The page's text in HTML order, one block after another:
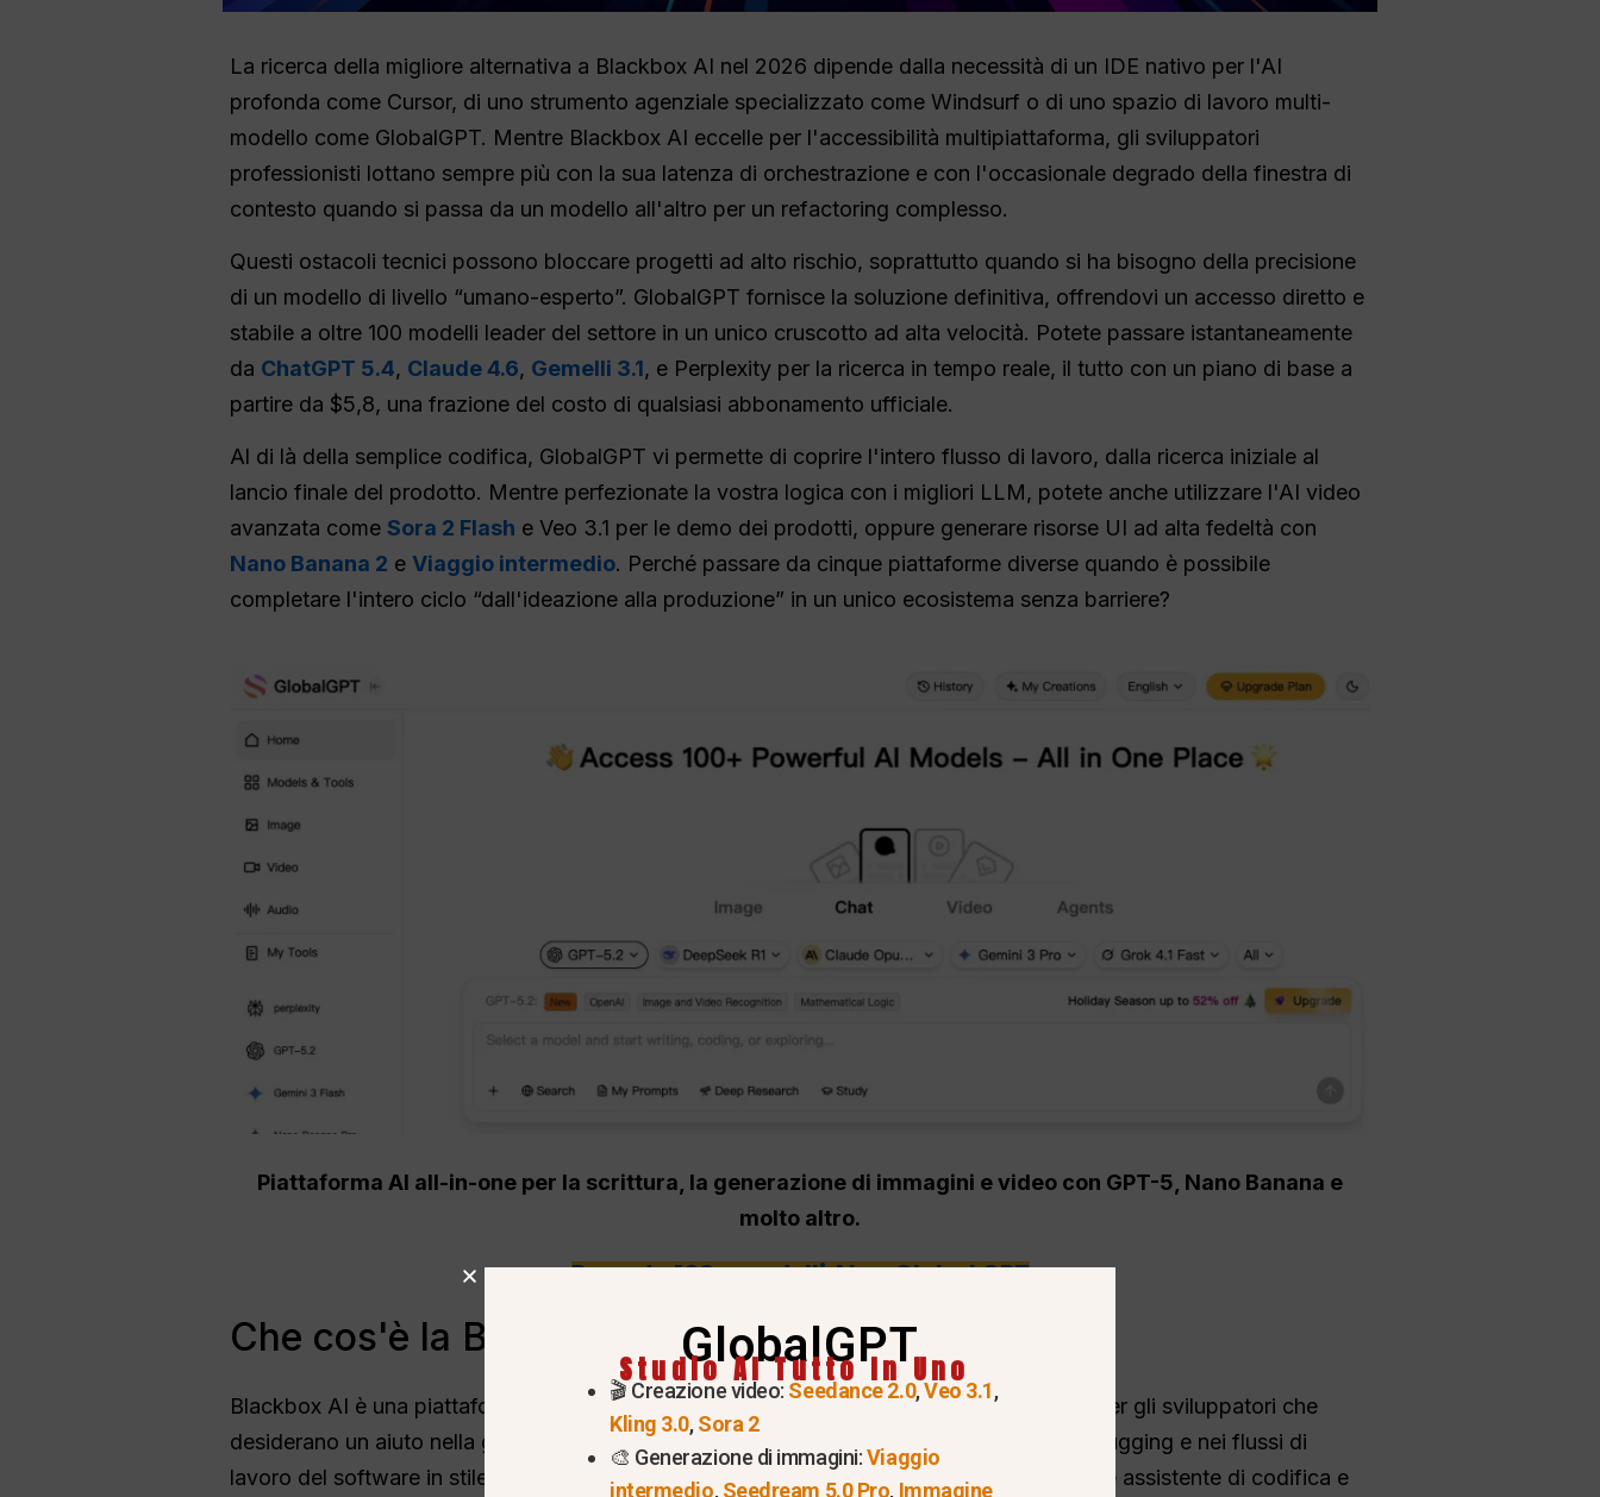
La ricerca della migliore alternativa a Blackbox AI nel 2026 dipende dalla necessità di un IDE nativo per l'AI
profonda come Cursor, di uno strumento agenziale specializzato come Windsurf o di uno spazio di lavoro multi-
modello come GlobalGPT. Mentre Blackbox AI eccelle per l'accessibilità multipiattaforma, gli sviluppatori
professionisti lottano sempre più con la sua latenza di orchestrazione e con l'occasionale degrado della finestra di
contesto quando si passa da un modello all'altro per un refactoring complesso.
Questi ostacoli tecnici possono bloccare progetti ad alto rischio, soprattutto quando si ha bisogno della precisione
di un modello di livello “umano-esperto”. GlobalGPT fornisce la soluzione definitiva, offrendovi un accesso diretto e
stabile a oltre 100 modelli leader del settore in un unico cruscotto ad alta velocità. Potete passare istantaneamente
da ChatGPT 5.4, Claude 4.6, Gemelli 3.1, e Perplexity per la ricerca in tempo reale, il tutto con un piano di base a
partire da $5,8, una frazione del costo di qualsiasi abbonamento ufficiale.
Al di là della semplice codifica, GlobalGPT vi permette di coprire l'intero flusso di lavoro, dalla ricerca iniziale al
lancio finale del prodotto. Mentre perfezionate la vostra logica con i migliori LLM, potete anche utilizzare l'AI video
avanzata come Sora 2 Flash e Veo 3.1 per le demo dei prodotti, oppure generare risorse UI ad alta fedeltà con
Nano Banana 2 e Viaggio intermedio. Perché passare da cinque piattaforme diverse quando è possibile
completare l'intero ciclo “dall'ideazione alla produzione” in un unico ecosistema senza barriere?
Piattaforma AI all-in-one per la scrittura, la generazione di immagini e video con GPT-5, Nano Banana e
molto altro.
Provate 100+ modelli AI su Global GPT
Che cos'è la Blackbox AI?
Blackbox AI è una piattaforma di codifica alimentata dall'intelligenza artificiale costruita per gli sviluppatori che
desiderano un aiuto nella generazione del codice, nella comprensione del codice, nel debugging e nei flussi di
lavoro del software in stile agente. Il suo ecosistema di prodotti ufficiali va oltre il semplice assistente di codifica e
GlobalGPT
Studio AI Tutto In Uno
🎬 Creazione video: Seedance 2.0,Veo 3.1,
Kling 3.0,Sora 2
🎨 Generazione di immagini:Viaggio
intermedio,Seedream 5.0 Pro, Immagine